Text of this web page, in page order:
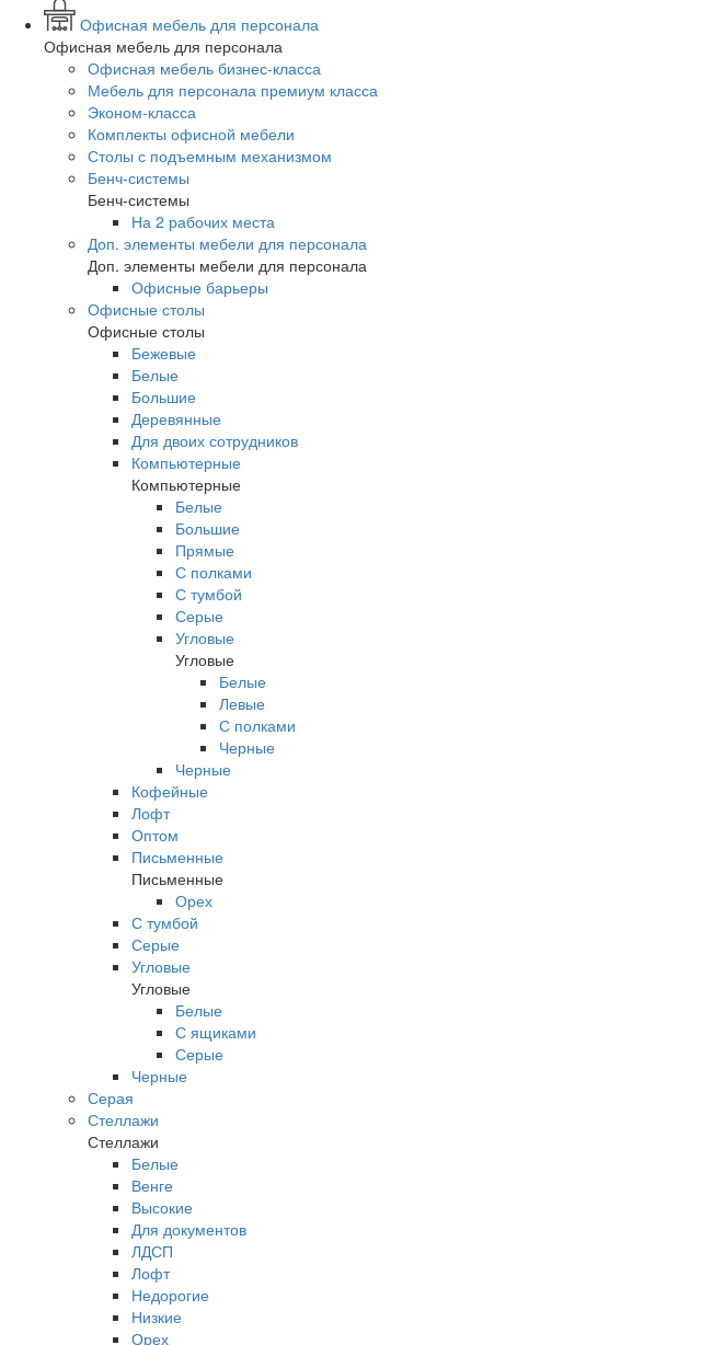
Офисная мебель для персонала
Офисная мебель для персонала
Офисная мебель бизнес-класса
Мебель для персонала премиум класса
Эконом-класса
Комплекты офисной мебели
Столы с подъемным механизмом
Бенч-системы
Бенч-системы
На 2 рабочих места
Доп. элементы мебели для персонала
Доп. элементы мебели для персонала
Офисные барьеры
Офисные столы
Офисные столы
Бежевые
Белые
Большие
Деревянные
Для двоих сотрудников
Компьютерные
Компьютерные
Белые
Большие
Прямые
С полками
С тумбой
Серые
Угловые
Угловые
Белые
Левые
С полками
Черные
Черные
Кофейные
Лофт
Оптом
Письменные
Письменные
Орех
С тумбой
Серые
Угловые
Угловые
Белые
С ящиками
Серые
Черные
Серая
Стеллажи
Стеллажи
Белые
Венге
Высокие
Для документов
ЛДСП
Лофт
Недорогие
Низкие
Орех